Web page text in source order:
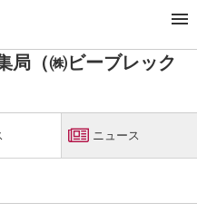
らむら編集局（㈱ビーブレックス）
局（㈱ビーブレック
ニュース